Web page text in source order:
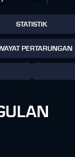
STATISTIK
PERTARUNGAN